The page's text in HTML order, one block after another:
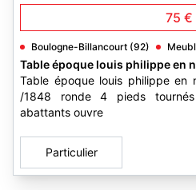
75 €
Boulogne-Billancourt (92)
Table époque louis philippe en
Table époque louis philippe en
/1848 ronde 4 pieds
abattants ouvre
Particulier